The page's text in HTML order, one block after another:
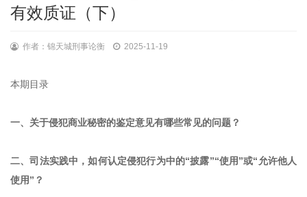
有效质证（下）
作者：锦天城刑事论衡 2025-11-19
本期目录
一、关于侵犯商业秘密的鉴定意见有哪些常见的问题？
二、司法实践中，如何认定侵犯行为中的“披露”“使用”或“允许他人
使用”？